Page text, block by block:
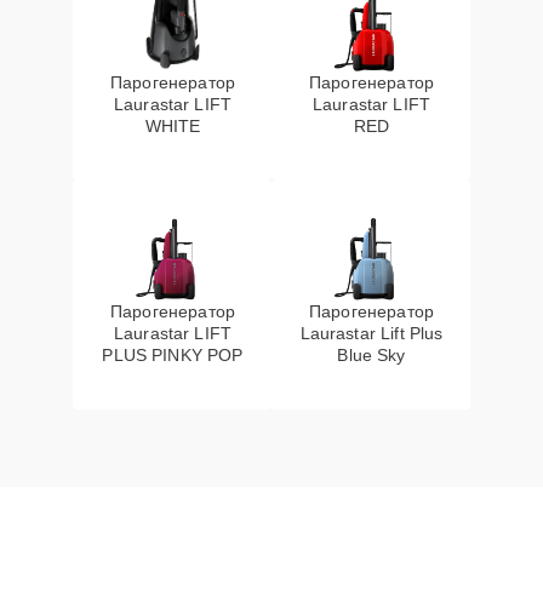
Парогенератор
Laurastar LIFT
WHITE
Парогенератор
Laurastar LIFT
RED
Парогенератор
Laurastar LIFT
PLUS PINKY POP
Парогенератор
Laurastar Lift Plus
Blue Sky